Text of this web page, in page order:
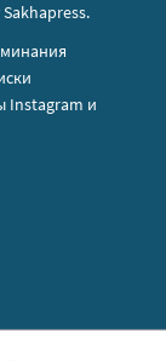
Instagram и